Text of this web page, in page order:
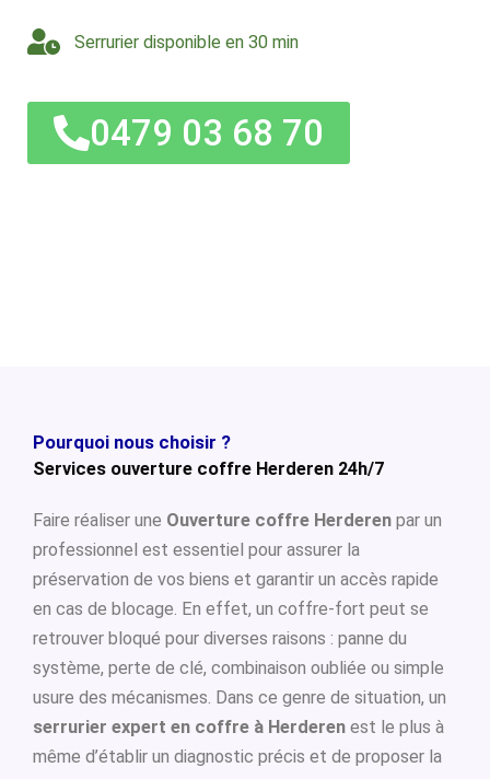
Serrurier disponible en 30 min
0479 03 68 70
Pourquoi nous choisir ?
Services ouverture coffre Herderen 24h/7
Faire réaliser une Ouverture coffre Herderen par un
professionnel est essentiel pour assurer la
préservation de vos biens et garantir un accès rapide
en cas de blocage. En effet, un coffre-fort peut se
retrouver bloqué pour diverses raisons : panne du
système, perte de clé, combinaison oubliée ou simple
usure des mécanismes. Dans ce genre de situation, un
serrurier expert en coffre à Herderen est le plus à
même d’établir un diagnostic précis et de proposer la